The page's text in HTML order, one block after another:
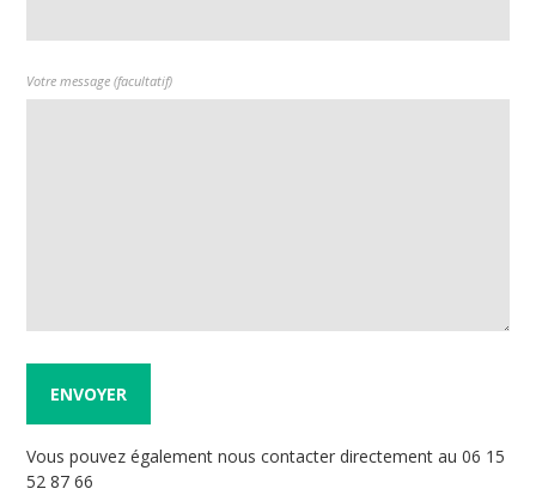
Votre message (facultatif)
Vous pouvez également nous contacter directement au 06 15
52 87 66